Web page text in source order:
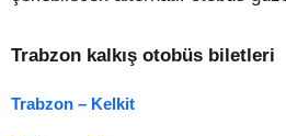
Trabzon kalkış otobüs biletleri
Trabzon – Kelkit